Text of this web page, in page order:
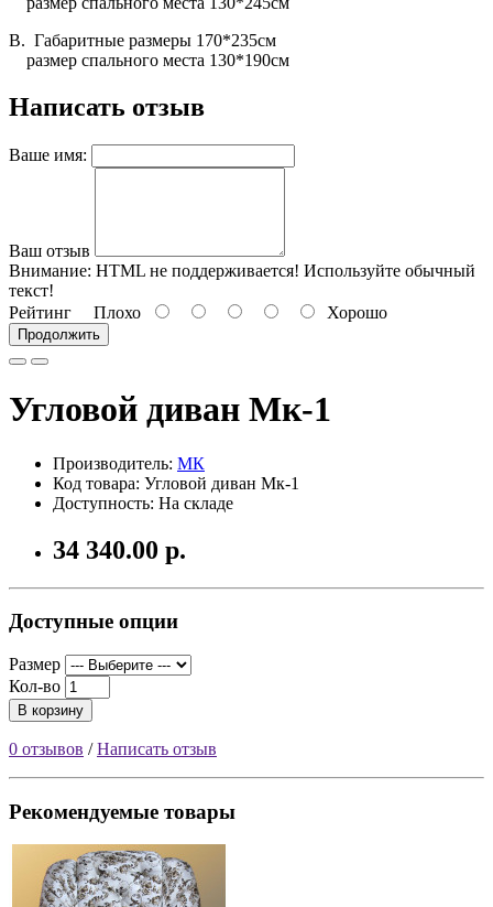
В. Габаритные размеры 170*235см
размер спального места 130*190см
Написать отзыв
Ваше имя:
Ваш отзыв
Внимание: HTML не поддерживается! Используйте обычный
текст!
Рейтинг Плохо Хорошо
Продолжить
Угловой диван Мк-1
Производитель: МК
Код товара: Угловой диван Мк-1
Доступность: На складе
34 340.00 р.
Доступные опции
Размер
Кол-во
В корзину
0 отзывов /Написать отзыв
Рекомендуемые товары